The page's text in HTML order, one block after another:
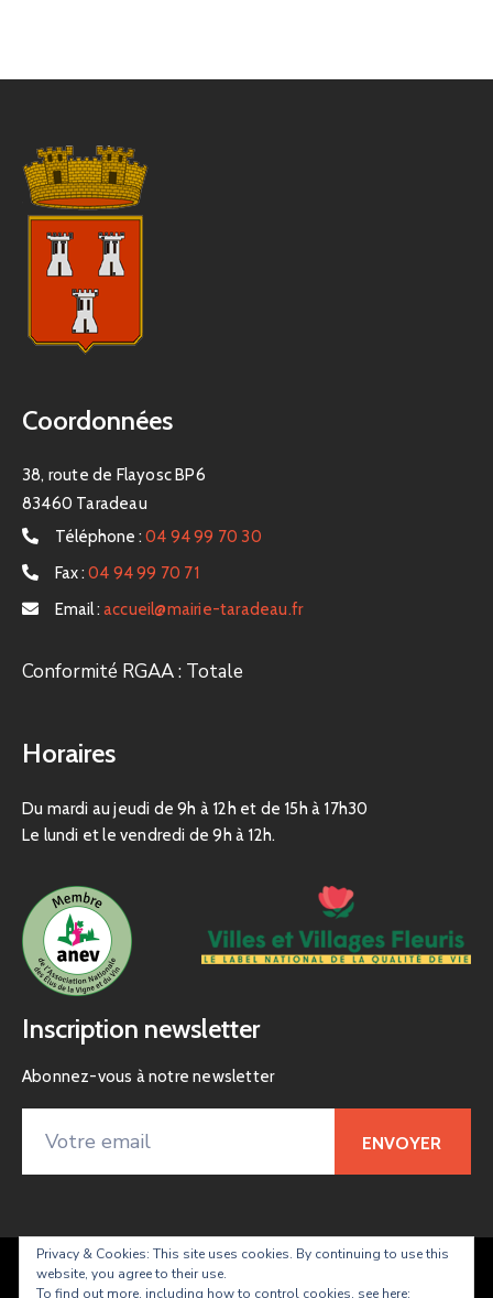
Coordonnées
38, route de Flayosc BP6
83460 Taradeau
Téléphone : 04 94 99 70 30
Fax : 04 94 99 70 71
Email : accueil@mairie-taradeau.fr
Conformité RGAA : Totale
Horaires
Du mardi au jeudi de 9h à 12h et de 15h à 17h30
Le lundi et le vendredi de 9h à 12h.
Inscription newsletter
Abonnez-vous à notre newsletter
Taradeau – site officiel de la commune
Privacy & Cookies: This site uses cookies. By continuing to use this
website, you agree to their use.
To find out more, including how to control cookies, see here: